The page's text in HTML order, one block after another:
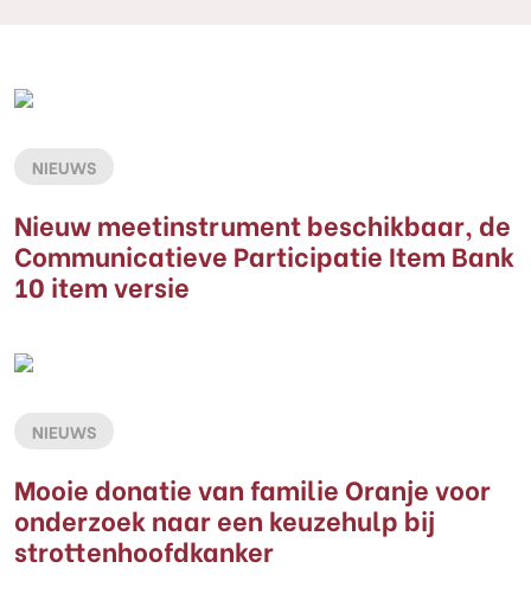
NIEUWS
Nieuw meetinstrument beschikbaar, de
Communicatieve Participatie Item Bank
10 item versie
NIEUWS
Mooie donatie van familie Oranje voor
onderzoek naar een keuzehulp bij
strottenhoofdkanker